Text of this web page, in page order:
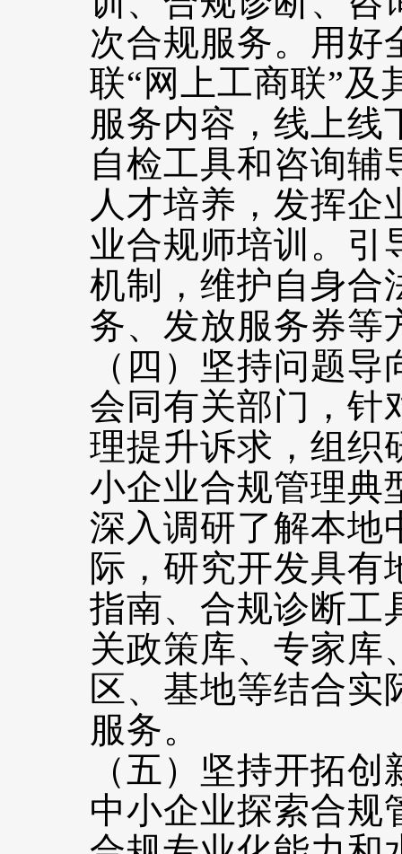
次合规服务。用好
联“网上工商联”及
服务内容，线上线
自检工具和咨询辅
人才培养，发挥
业合规师培训。引
机制，维护自身合
务、发放服务券等
（四）坚持问题
会同有关部门，针
理提升诉求，组织
小企业合规管理典
深入调研了解本地
际，研究开发具有
指南、合规诊断工
关政策库、专家库
区、基地等结合
服务。
（五）坚持开拓
中小企业探索合规